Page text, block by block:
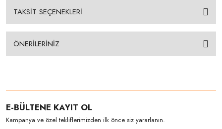
TAKSİT SEÇENEKLERİ
ÖNERİLERİNİZ
E-BÜLTENE KAYIT OL
Kampanya ve özel tekliflerimizden ilk önce siz yararlanın.